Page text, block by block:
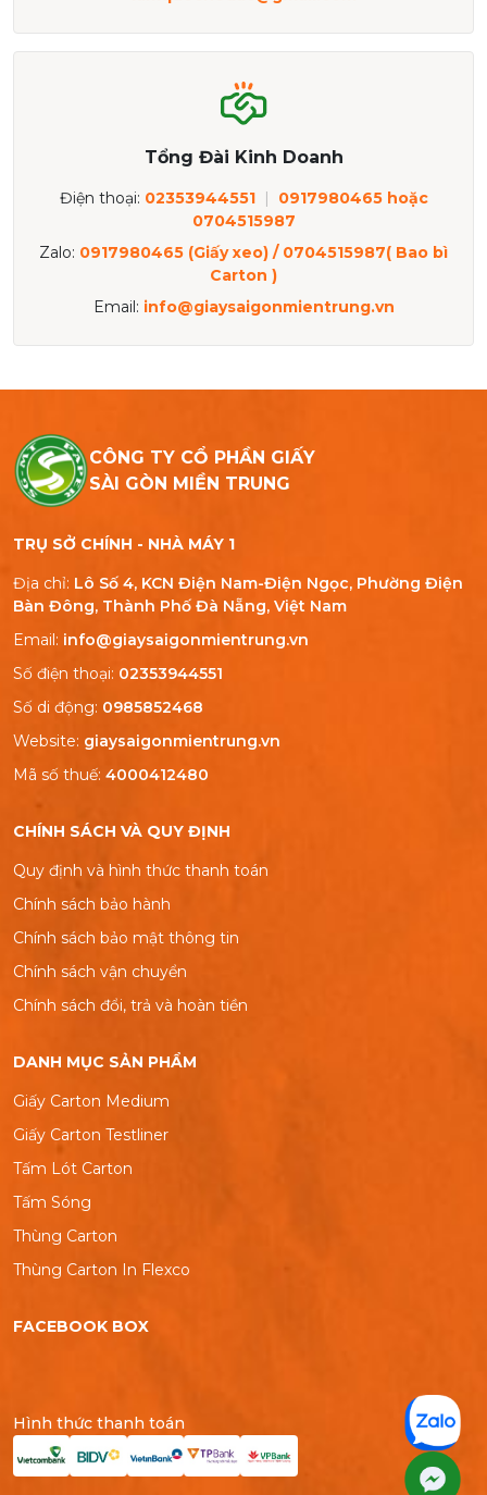
Tổng Đài Kinh Doanh
Điện thoại: 02353944551 |
0917980465 hoặc
0704515987
Zalo: 0917980465 (Giấy xeo) / 0704515987( Bao bì
Carton )
Email: info@giaysaigonmientrung.vn
CÔNG TY CỔ PHẦN GIẤY
SÀI GÒN MIỀN TRUNG
TRỤ SỞ CHÍNH - NHÀ MÁY 1
Địa chỉ: Lô Số 4, KCN Điện Nam-Điện Ngọc, Phường Điện
Bàn Đông, Thành Phố Đà Nẵng, Việt Nam
Email: info@giaysaigonmientrung.vn
Số điện thoại: 02353944551
Số di động: 0985852468
Website: giaysaigonmientrung.vn
Mã số thuế: 4000412480
CHÍNH SÁCH VÀ QUY ĐỊNH
Quy định và hình thức thanh toán
Chính sách bảo hành
Chính sách bảo mật thông tin
Chính sách vận chuyển
Chính sách đổi, trả và hoàn tiền
DANH MỤC SẢN PHẨM
Giấy Carton Medium
Giấy Carton Testliner
Tấm Lót Carton
Tấm Sóng
Thùng Carton
Thùng Carton In Flexco
FACEBOOK BOX
Hình thức thanh toán